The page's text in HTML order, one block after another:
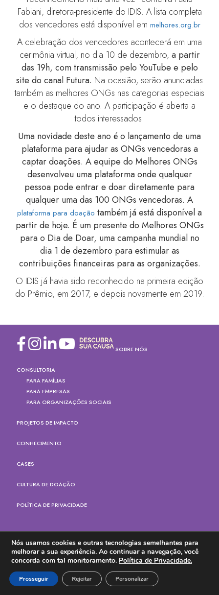
Fabiani, diretora-presidente do IDIS. A lista completa
dos vencedores está disponível em melhores.org.br
A celebração dos vencedores acontecerá em uma
cerimônia virtual, no dia 10 de dezembro, a partir
das 19h, com transmissão pelo YouTube e pelo
site do canal Futura. Na ocasião, serão anunciadas
também as melhores ONGs nas categorias especiais
e o destaque do ano. A participação é aberta a
todos interessados.
Uma novidade deste ano é o lançamento de uma
plataforma para ajudar as ONGs vencedoras a
captar doações. A equipe do Melhores ONGs
desenvolveu uma plataforma onde qualquer
pessoa pode entrar e doar diretamente para
qualquer uma das 100 ONGs vencedoras. A
plataforma para doação também já está disponível a
partir de hoje. É um presente do Melhores ONGs
para o Dia de Doar, uma campanha mundial no
dia 1 de dezembro para estimular as
contribuições financeiras para as organizações.
O IDIS já havia sido reconhecido na primeira edição
do Prêmio, em 2017, e depois novamente em 2019.
SOBRE NÓS
CONSULTORIA
PARA FAMÍLIAS
PARA EMPRESAS
PARA ORGANIZAÇÕES SOCIAIS
PROJETOS DE IMPACTO
CONHECIMENTO
CASES
CULTURA DE DOAÇÃO
POLÍTICA DE PRIVACIDADE
FAÇA UMA DOAÇÃO PARA O IDIS
contato
Nós usamos cookies e outras tecnologias semelhantes para
melhorar a sua experiência. Ao continuar a navegação, você
concorda com tal monitoramento. Política de Privacidade.
Prosseguir Rejeitar Personalizar